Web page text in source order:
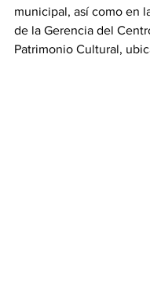
municipal, así como en
de la Gerencia del
Patrimonio Cultural,